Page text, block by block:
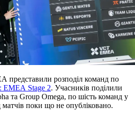
представили розподіл команд по
EMEA Stage 2. Учасників поділили
та Group Omega, по шість команд у
поки що не опубліковано.